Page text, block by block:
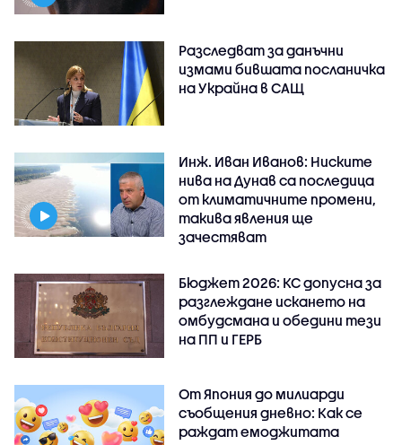
Разследват за данъчни
измами бившата посланичка
на Украйна в САЩ
Инж. Иван Иванов: Ниските
нива на Дунав са последица
от климатичните промени,
такива явления ще
зачестяват
Бюджет 2026: КС допусна за
разглеждане искането на
омбудсмана и обедини тези
на ПП и ГЕРБ
От Япония до милиарди
съобщения дневно: Как се
раждат емоджитата